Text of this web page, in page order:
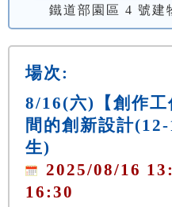
鐵道部園區 4 號建
場次:
8/16(六)【創作工
間的創新設計
生)
2025/08/16
16:30